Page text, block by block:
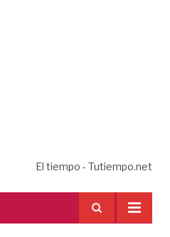
El tiempo - Tutiempo.net